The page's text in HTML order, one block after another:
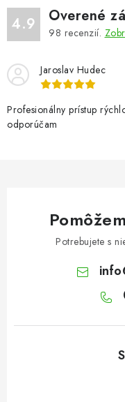
4.9 Overené
98 recenzií.
Jaroslav Hudec
Profesionálny prístup
odporúčam
Potrebujete s
info